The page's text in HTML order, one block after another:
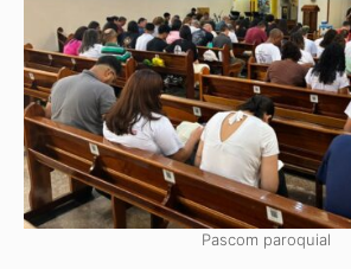
Pascom paroquial